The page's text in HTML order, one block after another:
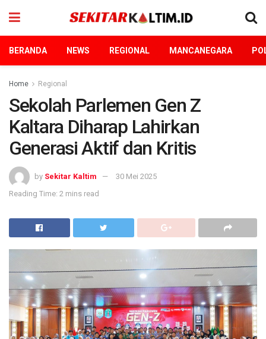
BERANDA NEWS REGIONAL MANCANEGARA
Home Regional
Sekolah Parlemen Gen Z
Kaltara Diharap Lahirkan
Generasi Aktif dan Kritis
by Sekitar Kaltim
30 Mei 2025
Reading Time: 2 mins read